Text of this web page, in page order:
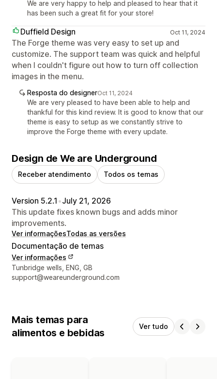
We are very happy to help and pleased to hear that it
has been such a great fit for your store!
Duffield Design Oct 11, 2024
The Forge theme was very easy to set up and
customize. The support team was quick and helpful
when I couldn't figure out how to turn off collection
images in the menu.
Resposta do designerOct 11, 2024
We are very pleased to have been able to help and
thankful for this kind review. It is good to know that our
theme is easy to setup as we constantly strive to
improve the Forge theme with every update.
Design de We are Underground
Receber atendimento Todos os temas
Version 5.2.1 •July 21, 2026
This update fixes known bugs and adds minor
improvements.
Ver informaçõesTodas as versões
Documentação de temas
Ver informações
Informações de contato do designer
Tunbridge wells, ENG, GB
support@weareunderground.com
Mais temas para
alimentos e bebidas
Ver tudo